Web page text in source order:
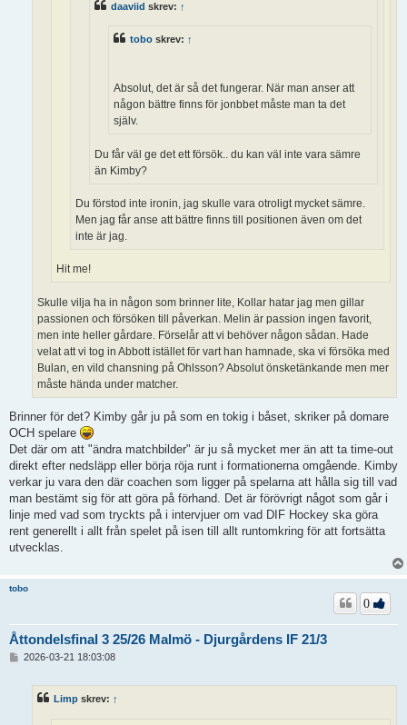
daaviid skrev: ↑
tobo skrev: ↑
Absolut, det är så det fungerar. När man anser att
någon bättre finns för jonbbet måste man ta det
själv.
Du får väl ge det ett försök.. du kan väl inte vara sämre
än Kimby?
Du förstod inte ironin, jag skulle vara otroligt mycket sämre.
Men jag får anse att bättre finns till positionen även om det
inte är jag.
Hit me!
Skulle vilja ha in någon som brinner lite, Kollar hatar jag men gillar
passionen och försöken till påverkan. Melin är passion ingen favorit,
men inte heller gårdare. Förselår att vi behöver någon sådan. Hade
velat att vi tog in Abbott istället för vart han hamnade, ska vi försöka med
Bulan, en vild chansning på Ohlsson? Absolut önsketänkande men mer
måste hända under matcher.
Brinner för det? Kimby går ju på som en tokig i båset, skriker på domare
OCH spelare
Det där om att "ändra matchbilder" är ju så mycket mer än att ta time-out
direkt efter nedsläpp eller börja röja runt i formationerna omgående. Kimby
verkar ju vara den där coachen som ligger på spelarna att hålla sig till vad
man bestämt sig för att göra på förhand. Det är förövrigt något som går i
linje med vad som tryckts på i intervjuer om vad DIF Hockey ska göra
rent generellt i allt från spelet på isen till allt runtomkring för att fortsätta
utvecklas.
tobo
Åttondelsfinal 3 25/26 Malmö - Djurgårdens IF 21/3
0
2026-03-21 18:03:08
Limp skrev: ↑